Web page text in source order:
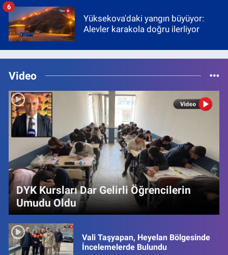
Yüksekova'daki yangın büyüyor:
Alevler karakola doğru ilerliyor
6
Video
DYK Kursları Dar Gelirli Öğrencilerin
Umudu Oldu
Vali Taşyapan, Heyelan Bölgesinde
İncelemelerde Bulundu